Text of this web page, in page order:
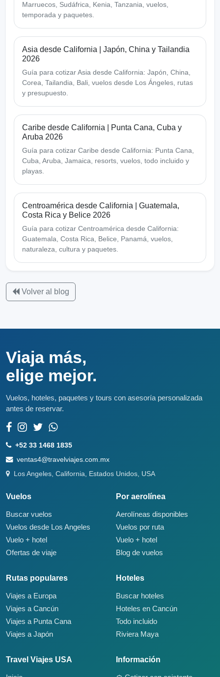
Marruecos, Sudáfrica, Kenia, Tanzania, vuelos,
temporada y paquetes.
Asia desde California | Japón, China y Tailandia
2026
Guía para cotizar Asia desde California: Japón, China,
Corea, Tailandia, Bali, vuelos desde Los Ángeles, rutas
y presupuesto.
Caribe desde California | Punta Cana, Cuba y
Aruba 2026
Guía para cotizar Caribe desde California: Punta Cana,
Cuba, Aruba, Jamaica, resorts, vuelos, todo incluido y
playas.
Centroamérica desde California | Guatemala,
Costa Rica y Belice 2026
Guía para cotizar Centroamérica desde California:
Guatemala, Costa Rica, Belice, Panamá, vuelos,
naturaleza, cultura y paquetes.
Volver al blog
Viaja más,
elige mejor.
Vuelos, hoteles, paquetes y tours con asesoría personalizada
antes de reservar.
+52 33 1468 1835
ventas4@travelviajes.com.mx
Los Angeles, California, Estados Unidos, USA
Vuelos
Buscar vuelos
Vuelos desde Los Angeles
Vuelo + hotel
Ofertas de viaje
Por aerolínea
Aerolíneas disponibles
Vuelos por ruta
Vuelo + hotel
Blog de vuelos
Rutas populares
Viajes a Europa
Viajes a Cancún
Viajes a Punta Cana
Viajes a Japón
Hoteles
Buscar hoteles
Hoteles en Cancún
Todo incluido
Riviera Maya
Travel Viajes USA Información